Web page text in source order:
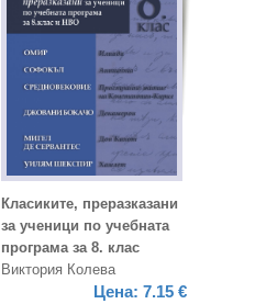
Класиките, преразказани
за ученици по учебната
програма за 8. клас
Виктория Колева
Цена: 7.15 €